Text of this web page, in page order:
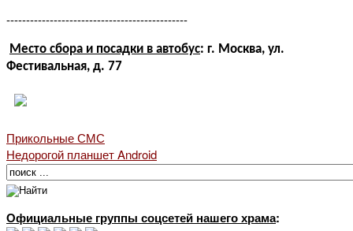
----------------------------------------------
Место сбора и посадки в автобус: г. Москва, ул.
Фестивальная, д. 77
Прикольные СМС
Недорогой планшет Android
Официальные группы соцсетей нашего храма: